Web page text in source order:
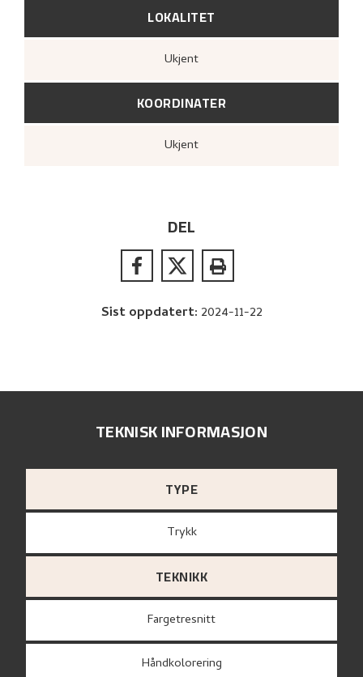
LOKALITET
Ukjent
KOORDINATER
Ukjent
DEL
Sist oppdatert: 2024-11-22
TEKNISK INFORMASJON
TYPE
Trykk
TEKNIKK
Fargetresnitt
Håndkolorering